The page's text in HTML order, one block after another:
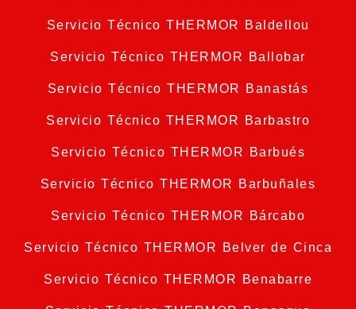
Servicio Técnico THERMOR Baldellou
Servicio Técnico THERMOR Ballobar
Servicio Técnico THERMOR Banastás
Servicio Técnico THERMOR Barbastro
Servicio Técnico THERMOR Barbués
Servicio Técnico THERMOR Barbuñales
Servicio Técnico THERMOR Bárcabo
Servicio Técnico THERMOR Belver de Cinca
Servicio Técnico THERMOR Benabarre